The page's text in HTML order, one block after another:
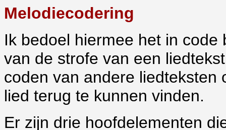
Melodiecodering
Ik bedoel hiermee het in
van de strofe van een
coden van andere liedteksten
lied terug te kunnen vinden.
Er zijn drie hoofdelementen